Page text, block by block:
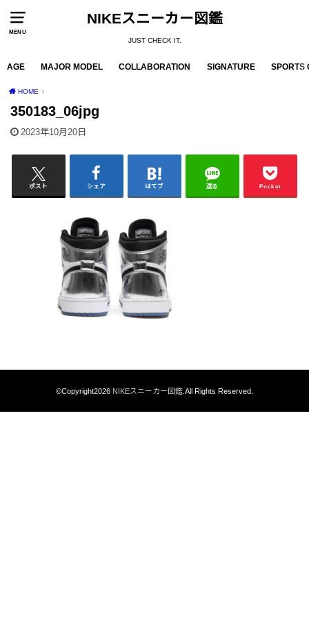
MENU
NIKEスニーカー図鑑
JUST CHECK IT.
AGE MAJOR MODEL COLLABORATION SIGNATURE SPORTS
HOME
350183_06jpg
2023年10月20日
ポスト シェア はてブ 送る Pocket
©Copyright2026 NIKEスニーカー図鑑.All Rights Reserved.